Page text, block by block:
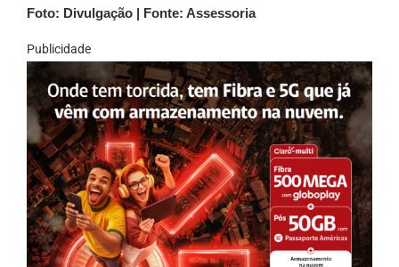
Foto: Divulgação | Fonte: Assessoria
Publicidade